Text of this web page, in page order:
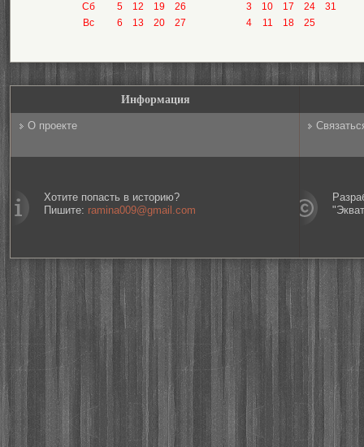
Сб
Вс
5
12 19
26
6
13 20 27
3
10 17 24
31
4
11 18 25
Информация
О проекте
Хотите попасть в историю?
Пишите: ramina009@gmail.com